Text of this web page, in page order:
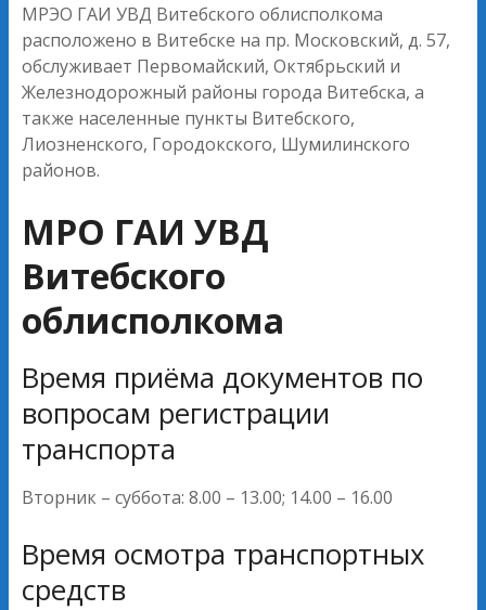
МРЭО ГАИ УВД Витебского облисполкома
расположено в Витебске на пр. Московский, д. 57,
обслуживает Первомайский, Октябрьский и
Железнодорожный районы города Витебска, а
также населенные пункты Витебского,
Лиозненского, Городокского, Шумилинского
районов.
МРО ГАИ УВД
Витебского
облисполкома
Время приёма документов по
вопросам регистрации
транспорта
Вторник – суббота: 8.00 – 13.00; 14.00 – 16.00
Время осмотра транспортных
средств